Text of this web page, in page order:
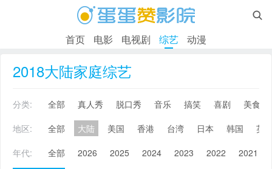

首页 电影 电视剧 综艺 动漫
2018大陆家庭综艺
分类: 全部 真人秀 脱口秀 音乐 搞笑 喜剧
美食
地区:
全部 大陆 美国 香港 台湾 日本 韩国
英
年代:
全部 2026 2025 2024 2023 2022 2021